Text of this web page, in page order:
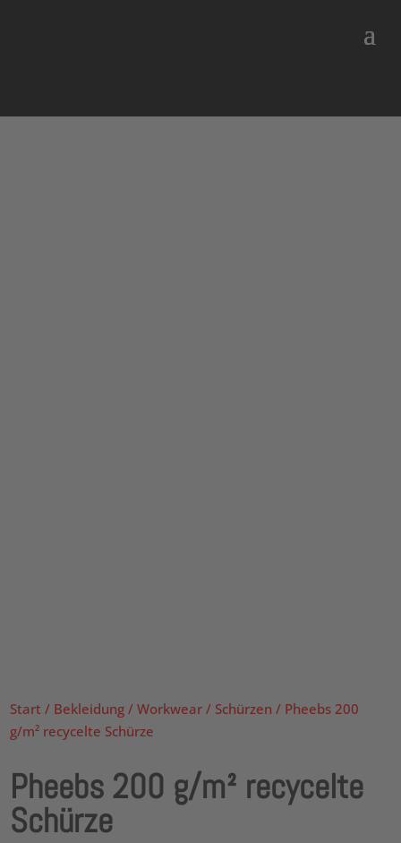
Start / Bekleidung /Workwear / Schürzen / Pheebs 200
g/m² recycelte Schürze
Pheebs 200 g/m² recycelte
Schürze